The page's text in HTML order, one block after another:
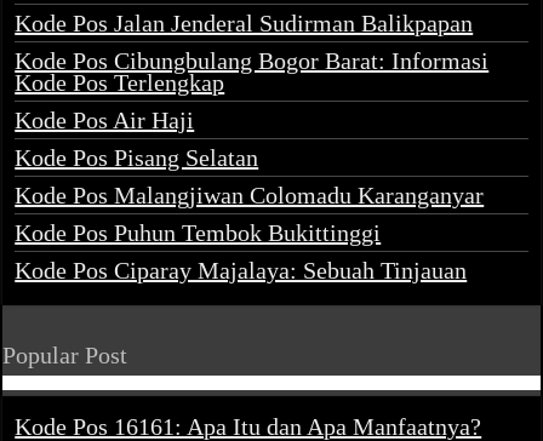
Kode Pos Jalan Jenderal Sudirman Balikpapan
Kode Pos Cibungbulang Bogor Barat: Informasi
Kode Pos Terlengkap
Kode Pos Air Haji
Kode Pos Pisang Selatan
Kode Pos Malangjiwan Colomadu Karanganyar
Kode Pos Puhun Tembok Bukittinggi
Kode Pos Ciparay Majalaya: Sebuah Tinjauan
Popular Post
Kode Pos 16161: Apa Itu dan Apa Manfaatnya?